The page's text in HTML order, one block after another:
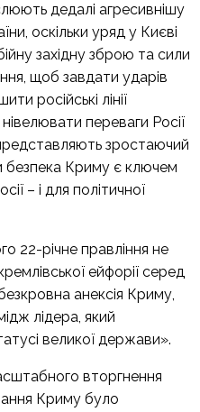
дедалі агресивнішу
оскільки уряд у Києві
західну зброю та сили
щоб завдати ударів
російські лінії
переваги Росії
зростаючий
безпека Криму є ключем
– і для політичної
22-річне правління не
ейфорії серед
анексія Криму,
лідера, який
великої держави».
вторгнення
Криму було